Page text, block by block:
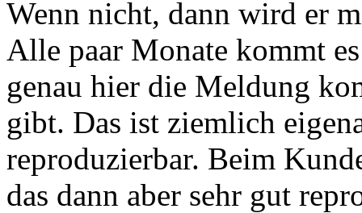
Wenn nicht, dann wird er
Alle paar Monate kommt
genau hier die Meldung
gibt. Das ist ziemlich
reproduzierbar. Beim
das dann aber sehr gut